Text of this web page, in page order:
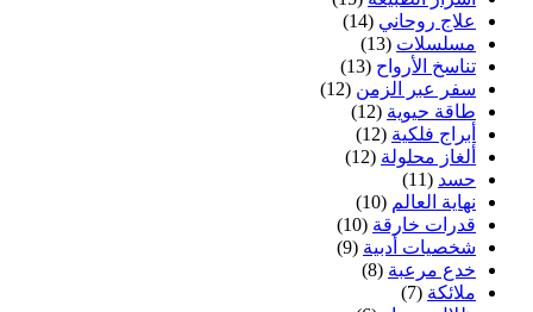
علاج روحاني (14)
مسلسلات (13)
تناسخ الأرواح (13)
سفر عبر الزمن (12)
طاقة حيوية (12)
أبراج فلكية (12)
ألغاز محلولة (12)
حسد (11)
نهاية العالم (10)
قدرات خارقة (10)
شخصيات أدبية (9)
خدع مرعبة (8)
ملائكة (7)